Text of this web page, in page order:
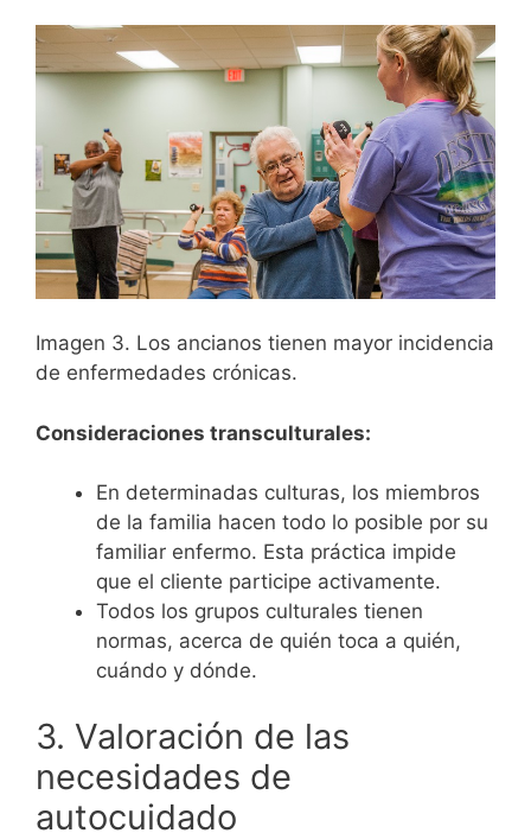
Imagen 3. Los ancianos tienen mayor incidencia
de enfermedades crónicas.
Consideraciones transculturales:
En determinadas culturas, los miembros
de la familia hacen todo lo posible por su
familiar enfermo. Esta práctica impide
que el cliente participe activamente.
Todos los grupos culturales tienen
normas, acerca de quién toca a quién,
cuándo y dónde.
3. Valoración de las
necesidades de
autocuidado